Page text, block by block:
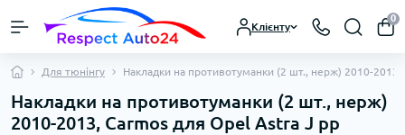
Клієнту
0
Для тюнінгу Накладки на противотуманки (2 шт., нерж) 2010-2013,
Накладки на противотуманки (2 шт., нерж)
2010-2013, Carmos для Opel Astra J рр